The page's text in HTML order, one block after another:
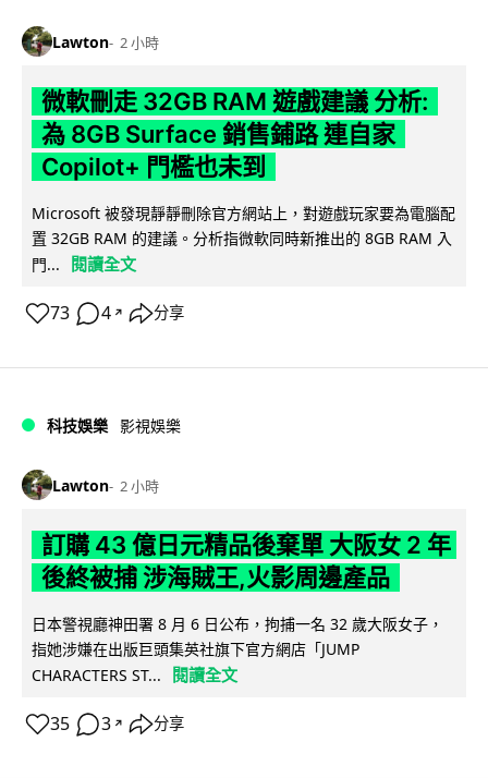
Lawton 2 小時
微軟刪走 32GB RAM 遊戲建議 分析:
為 8GB Surface 銷售鋪路 連自家
Copilot+ 門檻也未到
Microsoft 被發現靜靜刪除官方網站上，對遊戲玩家要為電腦配
置 32GB RAM 的建議。分析指微軟同時新推出的 8GB RAM 入
門...
閱讀全文
73 4 ↗ 分享
科技娛樂 影視娛樂
Lawton 2 小時
訂購 43 億日元精品後棄單 大阪女 2 年
後終被捕 涉海賊王,火影周邊產品
日本警視廳神田署 8 月 6 日公布，拘捕一名 32 歲大阪女子，
指她涉嫌在出版巨頭集英社旗下官方網店「JUMP
CHARACTERS ST...
閱讀全文
35 3 ↗ 分享